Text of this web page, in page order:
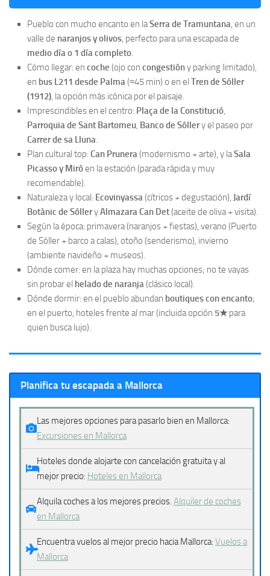
Pueblo con mucho encanto en laSerra de Tramuntana, en un
valle de naranjos y olivos, perfecto para una escapada de
medio día o 1 día completo.
Cómo llegar: en coche (ojo con congestióny parking limitado),
en bus L211 desde Palma(≈45 min) o en el Tren de Sóller
(1912), la opción más icónica por el paisaje.
Imprescindibles en el centro: Plaça de la Constitució,
Parroquia de Sant Bartomeu, Banco de Sóllery el paseo por
Carrer de sa Lluna.
Plan cultural top: Can Prunera(modernismo + arte), y laSala
Picasso y Miróen la estación (parada rápida y muy
recomendable).
Naturaleza y local: Ecovinyassa(cítricos + degustación), Jardí
Botànic de SólleryAlmazara Can Det(aceite de oliva + visita).
Según la época: primavera (naranjos + fiestas), verano (Puerto
de Sóller + barco a calas), otoño (senderismo), invierno
(ambiente navideño + museos).
Dónde comer: en la plaza hay muchas opciones; no te vayas
sin probar el helado de naranja(clásico local).
Dónde dormir: en el pueblo abundan boutiques con encanto;
en el puerto, hoteles frente al mar (incluida opción 5★para
quien busca lujo).
Planifica tu escapada a Mallorca
Las mejores opciones para pasarlo bien en Mallorca:
Excursiones en Mallorca
Hoteles donde alojarte con cancelación gratuita y al
mejor precio: Hoteles en Mallorca
Alquila coches a los mejores precios. Alquiler de coches
en Mallorca
Encuentra vuelos al mejor precio hacia Mallorca: Vuelos a
Mallorca